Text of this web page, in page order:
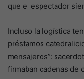
que el espectador
Incluso la logística
préstamos
mensajeros”:
firmaban cadenas de